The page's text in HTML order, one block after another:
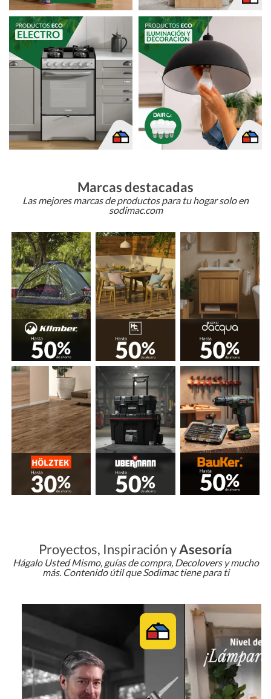
Marcas destacadas
Las mejores marcas de productos para tu hogar solo en
sodimac.com
Proyectos, Inspiración yAsesoría
Hágalo Usted Mismo, guías de compra, Decolovers y mucho
más. Contenido útil que Sodimac tiene para ti